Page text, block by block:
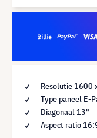
Resolutie 1600
Type paneel E-
Diagonaal 13"
Aspect ratio